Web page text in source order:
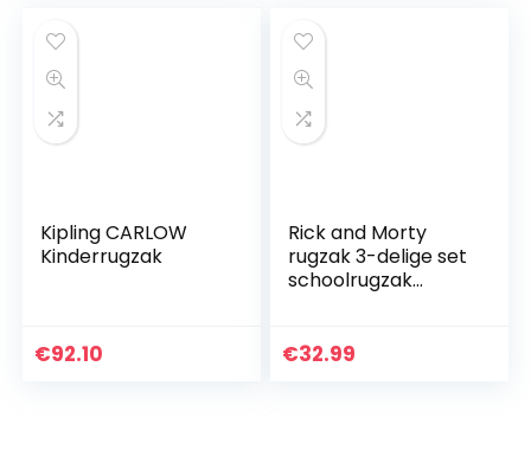
Kipling CARLOW
Kinderrugzak
€92.10
Rick and Morty
rugzak 3-delige set
schoolrugzak
€32.99